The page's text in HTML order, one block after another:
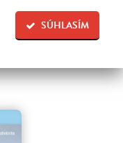
SÚHLASÍM